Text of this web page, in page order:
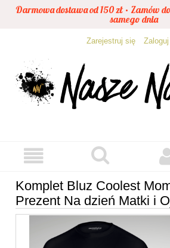
Darmowa dostawa od 150 zł • Zamów
samego dnia
Zarejestruj się
Komplet Bluz Coolest
Prezent Na dzień Matki i